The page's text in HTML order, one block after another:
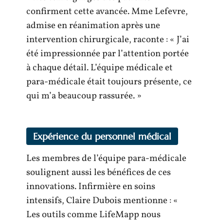
confirment cette avancée. Mme Lefevre,
admise en réanimation après une
intervention chirurgicale, raconte : « J’ai
été impressionnée par l’attention portée
à chaque détail. L’équipe médicale et
para-médicale était toujours présente, ce
qui m’a beaucoup rassurée. »
Expérience du personnel médical
Les membres de l’équipe para-médicale
soulignent aussi les bénéfices de ces
innovations. Infirmière en soins
intensifs, Claire Dubois mentionne : «
Les outils comme LifeMapp nous